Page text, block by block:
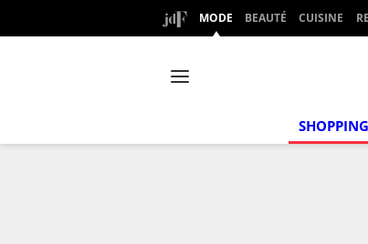
MODE BEAUTÉ CUISINE
SHOPPING